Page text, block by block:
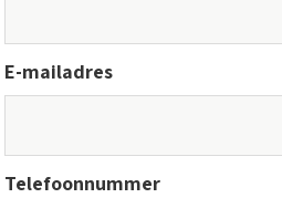
E-mailadres
Telefoonnummer